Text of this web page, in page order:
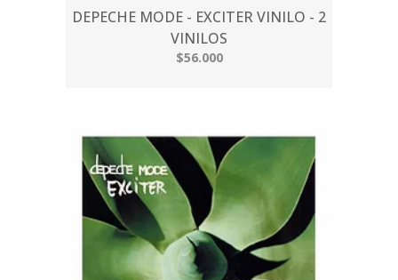
DEPECHE MODE - EXCITER VINILO - 2
VINILOS
$56.000